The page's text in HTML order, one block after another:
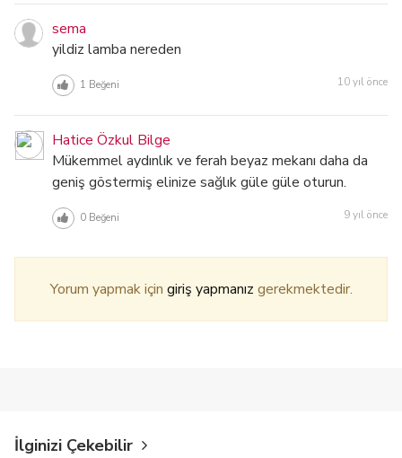
sema
yildiz lamba nereden
1 Beğeni 10 yıl önce
Hatice Özkul Bilge
Mükemmel aydınlık ve ferah beyaz mekanı daha da
geniş göstermiş elinize sağlık güle güle oturun.
0Beğeni 9 yıl önce
Yorum yapmak için giriş yapmanız gerekmektedir.
İlginizi Çekebilir